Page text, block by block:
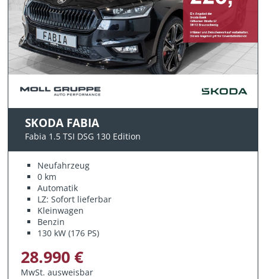
SKODA FABIA
Fabia 1.5 TSI DSG 130 Edition
Neufahrzeug
0 km
Automatik
LZ: Sofort lieferbar
Kleinwagen
Benzin
130 kW (176 PS)
28.990 €
MwSt. ausweisbar